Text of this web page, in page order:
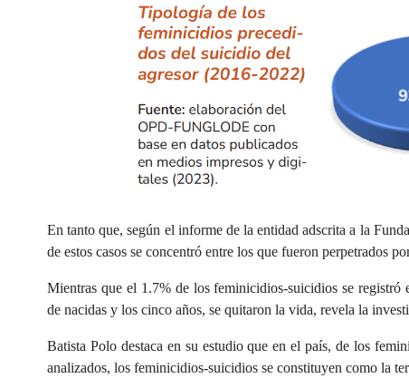
En tanto que, según el informe de la entidad adscrita a la
de estos casos se concentró entre los que fueron perpetrados
Mientras que el 1.7% de los feminicidios-suicidios se registró
de nacidas y los cinco años, se quitaron la vida, revela la
Batista Polo destaca en su estudio que en el país, de los
analizados, los feminicidios-suicidios se constituyen como la